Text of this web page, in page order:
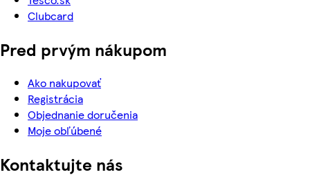
Clubcard
Pred prvým nákupom
Ako nakupovať
Registrácia
Objednanie doručenia
Moje obľúbené
Kontaktujte nás